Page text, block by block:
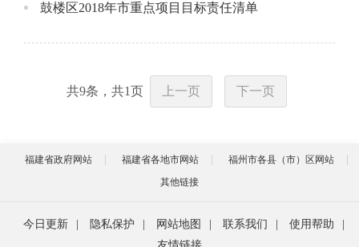
鼓楼区2018年市重点项目目标责任清单
共9条，共1页 上一页 下一页
福建省政府网站 福建省各地市网站
福州市各县（市）区网站
其他链接
今日更新 隐私保护 网站地图 联系我们 使用帮助